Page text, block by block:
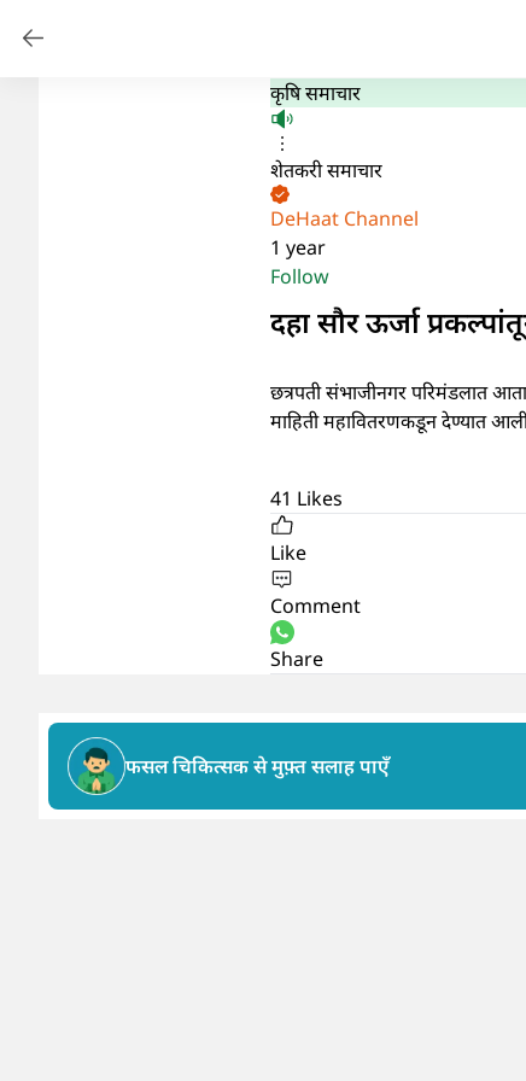
कृषि समाचार
शेतकरी समाचार
DeHaat Channel
1 year
Follow
दहा सौर ऊर्जा
छत्रपती संभाजीनगर परिमंडलात
माहिती महावितरणकडून देण्यात
41 Likes
Like
Comment
Share
फसल चिकित्सक से मुफ़्त सलाह पाएँ